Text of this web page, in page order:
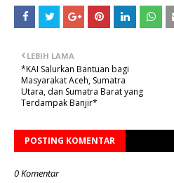
LEBIH LAMA
*KAI Salurkan Bantuan bagi
Masyarakat Aceh, Sumatra
Utara, dan Sumatra Barat yang
Terdampak Banjir*
POSTING KOMENTAR
0 Komentar